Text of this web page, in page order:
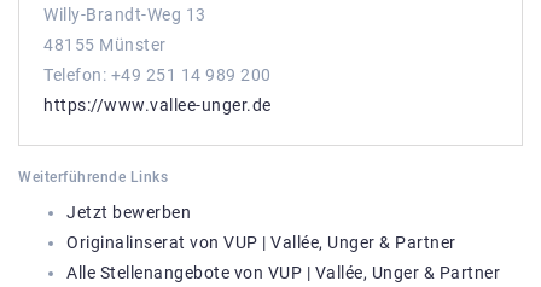
Willy-Brandt-Weg 13
48155 Münster
Telefon: +49 251 14 989 200
https://www.vallee-unger.de
Weiterführende Links
Jetzt bewerben
Originalinserat von VUP | Vallée, Unger & Partner
Alle Stellenangebote von VUP | Vallée, Unger & Partner